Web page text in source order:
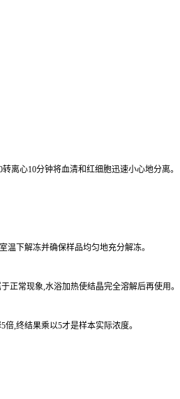
离心10分钟将血清和红细胞迅速小心地分离。
下解冻并确保样品均匀地充分解冻。
正常现象,水浴加热使结晶完全溶解后再使用。
,终结果乘以5才是样本实际浓度。